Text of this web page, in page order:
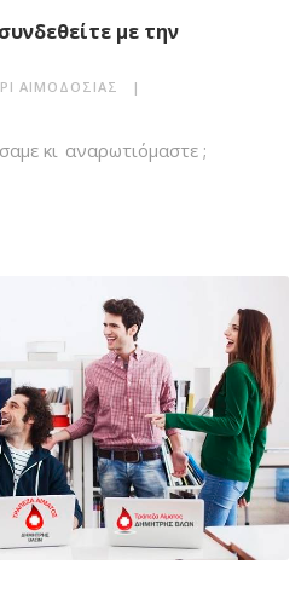
με την
ΑΙΜΟΔΟΣΊΑΣ
κι αναρωτιόμαστε ;